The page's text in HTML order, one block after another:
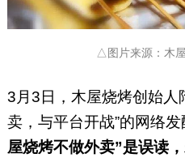
△图片来源：木
3月3日，木屋烧烤创始人
卖，与平台开战”的网络发
屋烧烤不做外卖”是误读